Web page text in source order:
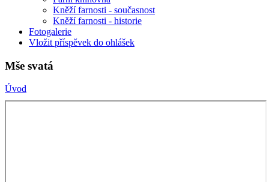
Kněží farnosti - současnost
Kněží farnosti - historie
Fotogalerie
Vložit příspěvek do ohlášek
Mše svatá
Úvod